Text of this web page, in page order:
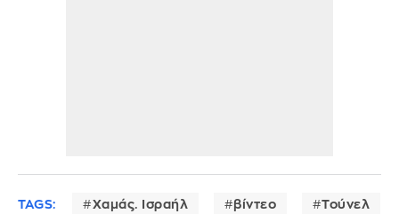
TAGS: Χαμάς. Ισραήλ βίντεο Τούνελ